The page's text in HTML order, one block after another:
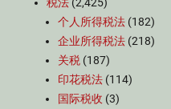
个人所得税法 (182)
企业所得税法 (218)
关税 (187)
印花税法 (114)
国际税收 (3)